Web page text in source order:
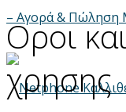
Οροι
χρησης